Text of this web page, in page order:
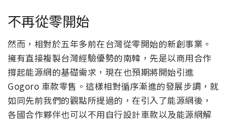
不再從零開始
然而，相對於五年多前在台灣從零開始的新創事業。
擁有直接複製台灣經驗優勢的南韓，先是以商用合作
撐起能源網的基礎需求，現在也預期將開始引進
Gogoro 車款零售。這樣相對循序漸進的發展步調，就
如同先前我們的觀點所提過的，在引入了能源網後，
各國合作夥伴也可以不用自行設計車款以及能源網解